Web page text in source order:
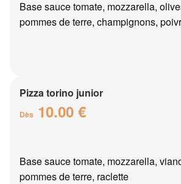
Base sauce tomate, mozzarella,
pommes de terre, champignons,
Pizza torino junior
Dès 10.00 €
Base sauce tomate, mozzarella,
pommes de terre, raclette